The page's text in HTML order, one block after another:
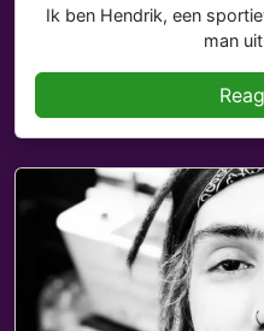
Ik ben Hendrik, een
man